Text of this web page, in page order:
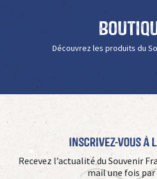
Découvrez les produits du
Inscrivez-vous à
Recevez l’actualité du Souvenir
mail une fois par